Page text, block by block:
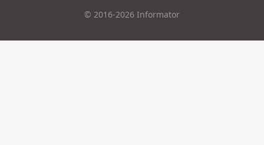
© 2016-2026 Informator